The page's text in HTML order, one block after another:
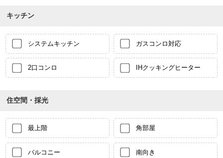
キッチン
システムキッチン ガスコンロ対応
2口コンロ IHクッキングヒーター
住空間・採光
最上階 角部屋
バルコニー 南向き